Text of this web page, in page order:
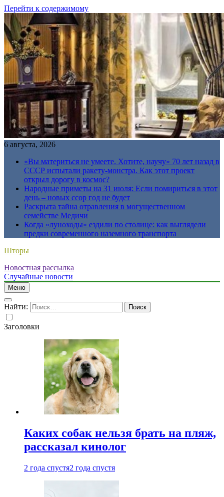
Перейти к содержимому
6 августа, 2026
«Вы материться не умеете. Хотите, научу» 70 лет назад в
СССР испытали ракету-монстра. Как этот проект
открыл дорогу в космос?
Народные приметы на 31 июля: Если помириться в этот
день – новых ссор год не будет
Раскрыта тайна отравления в могущественном
семействе Медичи
Когда «луноходы» ездили по столице: как выглядели
предки современного наземного транспорта
Шторы
Новостная рассылка
Случайные новости
Меню
Найти:
Заголовки
Каких собак нельзя брать на пляж,
рассказал кинолог
2 года спустя2 года спустя